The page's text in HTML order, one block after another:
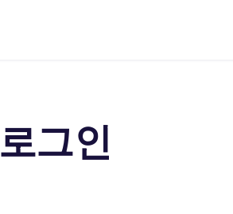
로그인